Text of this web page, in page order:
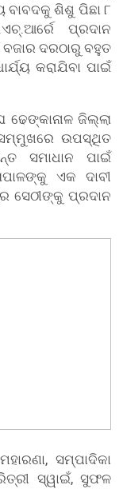
ଶିଶୁ ପିଛା ୮
ପ୍ରଦାନ
ବଜାର ଦରଠାରୁ ବହୁତ
କରାଯିବା ପାଇଁ
ଢେଙ୍କାନାଳ ଜିଲ୍ଲା
ଉପସ୍ଥିତ
ସମାଧାନ ପାଇଁ
ଏକ ଦାବୀ
ସେଠୀଙ୍କୁ ପ୍ରଦାନ
ସମ୍ପାଦିକା
ସ୍ୱାଇଁ, ସୁଫଳ